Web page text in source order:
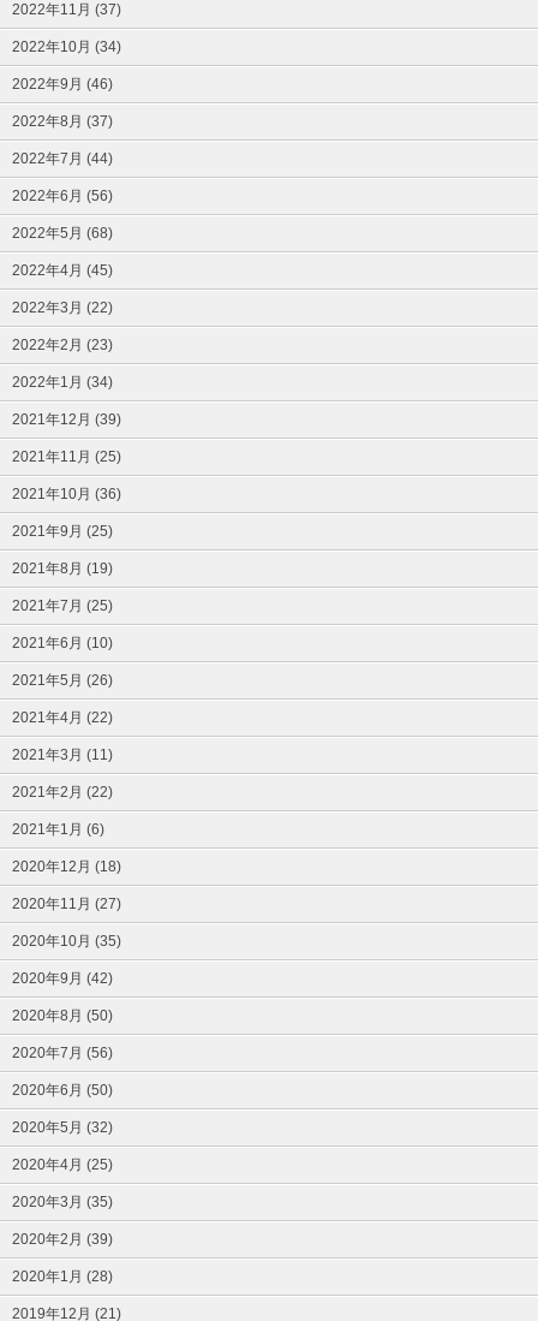
2022年11月 (37)
2022年10月 (34)
2022年9月 (46)
2022年8月 (37)
2022年7月 (44)
2022年6月 (56)
2022年5月 (68)
2022年4月 (45)
2022年3月 (22)
2022年2月 (23)
2022年1月 (34)
2021年12月 (39)
2021年11月 (25)
2021年10月 (36)
2021年9月 (25)
2021年8月 (19)
2021年7月 (25)
2021年6月 (10)
2021年5月 (26)
2021年4月 (22)
2021年3月 (11)
2021年2月 (22)
2021年1月 (6)
2020年12月 (18)
2020年11月 (27)
2020年10月 (35)
2020年9月 (42)
2020年8月 (50)
2020年7月 (56)
2020年6月 (50)
2020年5月 (32)
2020年4月 (25)
2020年3月 (35)
2020年2月 (39)
2020年1月 (28)
2019年12月 (21)